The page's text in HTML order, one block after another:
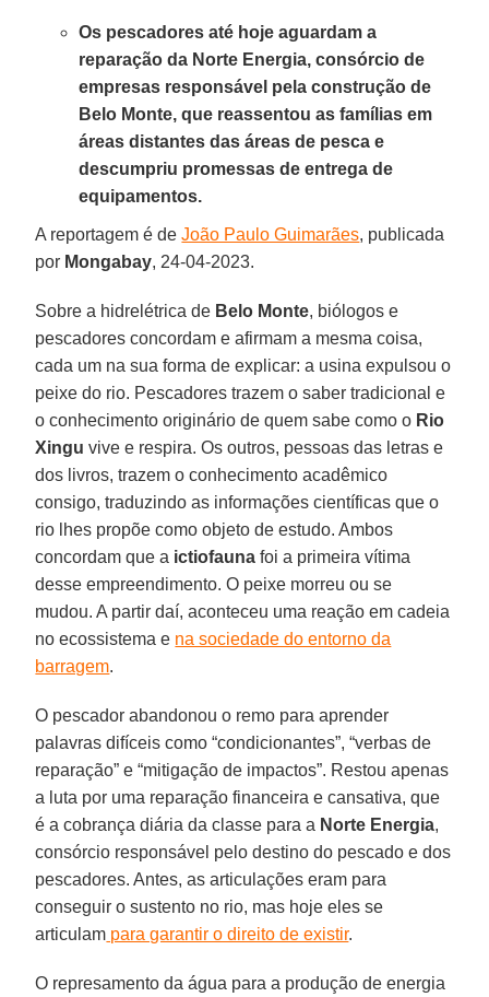
Os pescadores até hoje aguardam a
reparação da Norte Energia, consórcio de
empresas responsável pela construção de
Belo Monte, que reassentou as famílias em
áreas distantes das áreas de pesca e
descumpriu promessas de entrega de
equipamentos.
A reportagem é de João Paulo Guimarães, publicada
por Mongabay, 24-04-2023.
Sobre a hidrelétrica de Belo Monte, biólogos e
pescadores concordam e afirmam a mesma coisa,
cada um na sua forma de explicar: a usina expulsou o
peixe do rio. Pescadores trazem o saber tradicional e
o conhecimento originário de quem sabe como o Rio
Xingu vive e respira. Os outros, pessoas das letras e
dos livros, trazem o conhecimento acadêmico
consigo, traduzindo as informações científicas que o
rio lhes propõe como objeto de estudo. Ambos
concordam que a ictiofauna foi a primeira vítima
desse empreendimento. O peixe morreu ou se
mudou. A partir daí, aconteceu uma reação em cadeia
no ecossistema e na sociedade do entorno da
barragem.
O pescador abandonou o remo para aprender
palavras difíceis como “condicionantes”, “verbas de
reparação” e “mitigação de impactos”. Restou apenas
a luta por uma reparação financeira e cansativa, que
é a cobrança diária da classe para a Norte Energia,
consórcio responsável pelo destino do pescado e dos
pescadores. Antes, as articulações eram para
conseguir o sustento no rio, mas hoje eles se
articulam para garantir o direito de existir.
O represamento da água para a produção de energia